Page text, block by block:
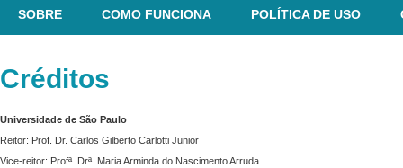
SOBRE COMO FUNCIONA POLÍTICA DE USO
Créditos
Universidade de São Paulo
Reitor: Prof. Dr. Carlos Gilberto Carlotti Junior
Vice-reitor: Profª. Drª. Maria Arminda do Nascimento Arruda